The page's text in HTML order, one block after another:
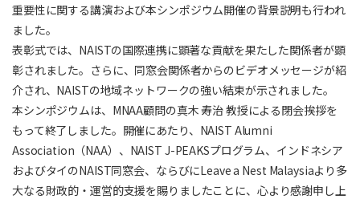
重要性に関する講演および本シンポジウム開催の背景説明も行われ
ました。
表彰式では、NAISTの国際連携に顕著な貢献を果たした関係者が顕
彰されました。さらに、同窓会関係者からのビデオメッセージが紹
介され、NAISTの地域ネットワークの強い結束が示されました。
本シンポジウムは、MNAA顧問の真木 寿治 教授による閉会挨拶を
もって終了しました。開催にあたり、NAIST Alumni
Association（NAA）、NAIST J-PEAKSプログラム、インドネシア
およびタイのNAIST同窓会、ならびにLeave a Nest Malaysiaより多
大なる財政的・運営的支援を賜りましたことに、心より感謝申し上